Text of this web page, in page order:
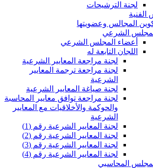
لجنة الترشيحات
الفنية
المجالس وعضويتها
الشرعي
أعضاء المجلس الشرعي
اللجان التابعة له
لجنة مراجعة المعايير الشرعية
لجنة مراجعة ترجمة المعايير
الشرعية
لجنة صياغة المعايير الشرعية
لجنة مراجعة توافق معايير المحاسبة
والحوكمة والأخلاقيات مع المعايير
الشرعية
لجنة المعايير الشرعية رقم (1)
لجنة المعايير الشرعية رقم (2)
لجنة المعايير الشرعية رقم (3)
لجنة المعايير الشرعية رقم (4)
المحاسبي